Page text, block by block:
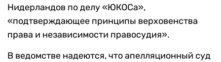
Нидерландов по делу «ЮКОСа»,
«подтверждающее принципы верховенства
права и независимости правосудия».
В ведомстве надеются, что апелляционный суд